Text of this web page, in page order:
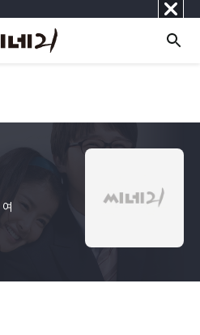
닫
기
여